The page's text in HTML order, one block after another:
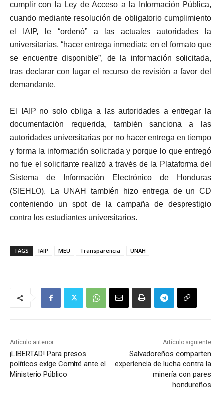
cumplir con la Ley de Acceso a la Información Pública,
cuando mediante resolución de obligatorio cumplimiento
el IAIP, le “ordenó” a las actuales autoridades la
universitarias, “hacer entrega inmediata en el formato que
se encuentre disponible”, de la información solicitada,
tras declarar con lugar el recurso de revisión a favor del
demandante.
El IAIP no solo obliga a las autoridades a entregar la
documentación requerida, también sanciona a las
autoridades universitarias por no hacer entrega en tiempo
y forma la información solicitada y porque lo que entregó
no fue el solicitante realizó a través de la Plataforma del
Sistema de Información Electrónico de Honduras
(SIEHLO). La UNAH también hizo entrega de un CD
conteniendo un spot de la campaña de desprestigio
contra los estudiantes universitarios.
TAGS IAIP MEU Transparencia UNAH
Artículo anterior
¡LIBERTAD! Para presos
políticos exige Comité ante el
Ministerio Público
Artículo siguiente
Salvadoreños comparten
experiencia de lucha contra la
minería con pares
hondureños